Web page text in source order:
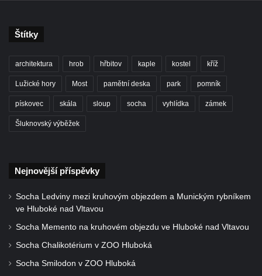
Štítky
architektura hrob hřbitov kaple kostel kříž
Lužické hory Most pamětní deska park pomník
pískovec skála sloup socha vyhlídka zámek
Šluknovský výběžek
Nejnovější příspěvky
Socha Ledviny mezi kruhovým objezdem a Munickým rybníkem
ve Hluboké nad Vltavou
Socha Memento na kruhovém objezdu ve Hluboké nad Vltavou
Socha Chalikotérium v ZOO Hluboká
Socha Smilodon v ZOO Hluboká